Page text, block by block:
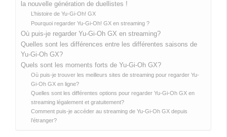
la nouvelle génération de duellistes !
L’histoire de Yu-Gi-Oh! GX
Pourquoi regarder Yu-Gi-Oh! GX en streaming ?
Où puis-je regarder Yu-Gi-Oh GX en streaming?
Quelles sont les différences entre les différentes saisons de
Yu-Gi-Oh GX?
Quels sont les moments forts de Yu-Gi-Oh GX?
Où puis-je trouver les meilleurs sites de streaming pour regarder Yu-
Gi-Oh GX en ligne?
Quelles sont les différentes options pour regarder Yu-Gi-Oh GX en
streaming légalement et gratuitement?
Comment puis-je accéder au streaming de Yu-Gi-Oh GX depuis
l’étranger?